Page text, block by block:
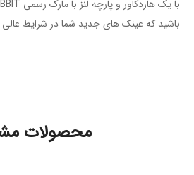
باشید که عینک های جدید شما در شرایط
محصولات